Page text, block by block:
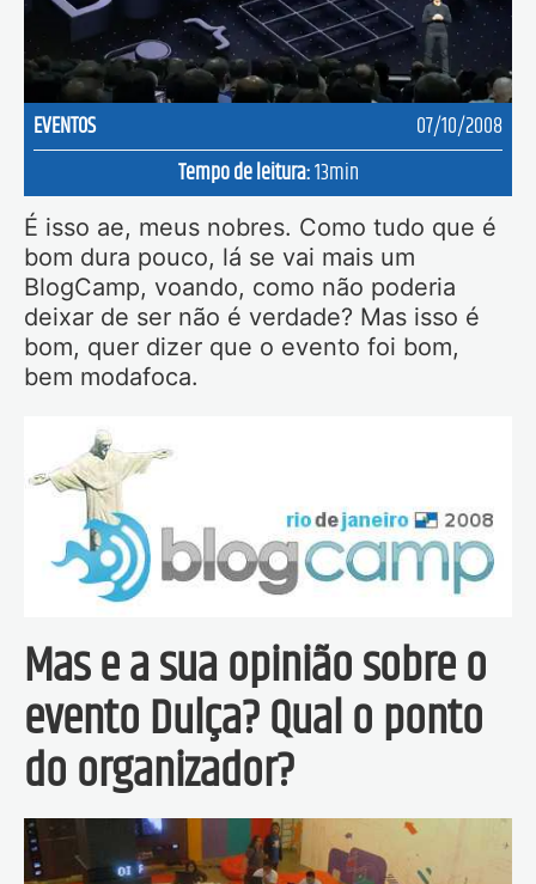
EVENTOS
Tempo de leitura:13min
07/10/2008
É isso ae, meus nobres. Como tudo que é
bom dura pouco, lá se vai mais um
BlogCamp, voando, como não poderia
deixar de ser não é verdade? Mas isso é
bom, quer dizer que o evento foi bom,
bem modafoca.
Mas e a sua opinião sobre o
evento Dulça? Qual o ponto
do organizador?